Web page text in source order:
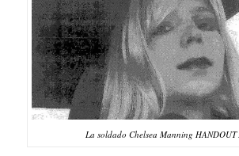
La soldado Chelsea Manning HANDOUT